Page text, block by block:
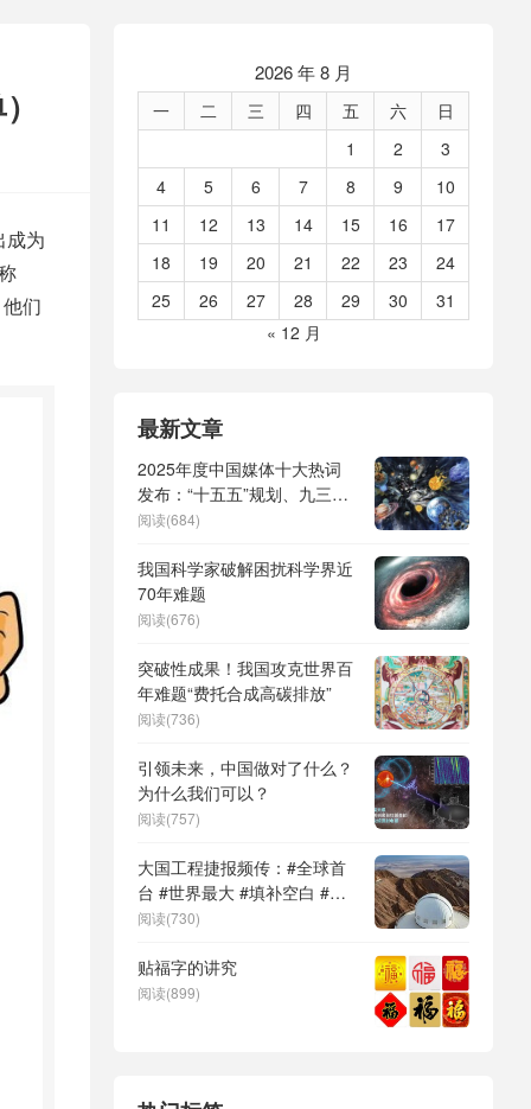
成为
们
2026 年 8 月
一 二 三 四 五 六
日
1
2
3
4
5 6 7 8 9
10
11
12 13 14 15 16
17
18
19 20 21 22 23
24
25
26 27 28 29 30
31
« 12 月
最新文章
2025年度中国媒体十大热词
发布：“十五五”规划、九三阅
兵、全球治理倡议、
形机器人、苏超、票根经济、
育儿补贴、科学素养、网络生
态治理
阅读(684)
我国科学家破解困扰科学界近
70年难题
阅读(676)
突破性成果！我国攻克世界百
年难题“费托合成高碳排放”
阅读(736)
引领未来，中国做对了什么？
为什么我们可以？
阅读(757)
大国工程捷报频传：#全球首
台 #世界最大 #填补空白 #突
破关键节点
阅读(730)
贴福字的讲究
阅读(899)